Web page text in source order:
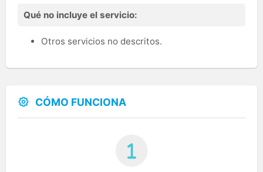
Qué no incluye el servicio:
Otros servicios no descritos.
CÓMO FUNCIONA